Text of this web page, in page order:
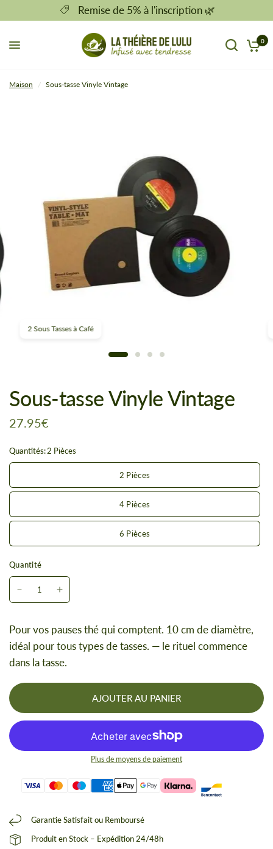
Remise de 5% à l'inscription 🌿
0
Maison / Sous-tasse Vinyle Vintage
2 Sous Tasses à Café
Sous-tasse Vinyle Vintage
27.95€
Quantités:2 Pièces
2 Pièces
4 Pièces
6 Pièces
Quantité
Pour vos pauses thé qui comptent. 10 cm de diamètre,
idéal pour tous types de tasses. — le rituel commence
dans la tasse.
AJOUTER AU PANIER
Plus de moyens de paiement
Garantie Satisfait ou Remboursé
Produit en Stock – Expédition 24/48h